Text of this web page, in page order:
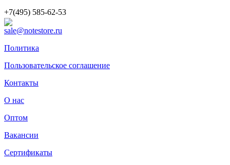
+7(495) 585-62-53
sale@notestore.ru
Политика
Пользовательское соглашение
Контакты
О нас
Оптом
Вакансии
Сертификаты